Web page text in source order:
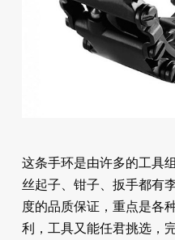
这条手环是由许多的工具
丝起子、钳子、扳手都有
度的品质保证，重点是各
利，工具又能任君挑选，